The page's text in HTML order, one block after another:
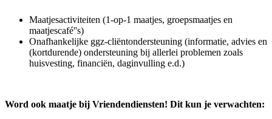
Maatjesactiviteiten (1-op-1 maatjes, groepsmaatjes en
maatjescafé''s)
Onafhankelijke ggz-cliëntondersteuning (informatie, advies en
(kortdurende) ondersteuning bij allerlei problemen zoals
huisvesting, financiën, daginvulling e.d.)
Word ook maatje bij Vriendendiensten! Dit kun je verwachten: